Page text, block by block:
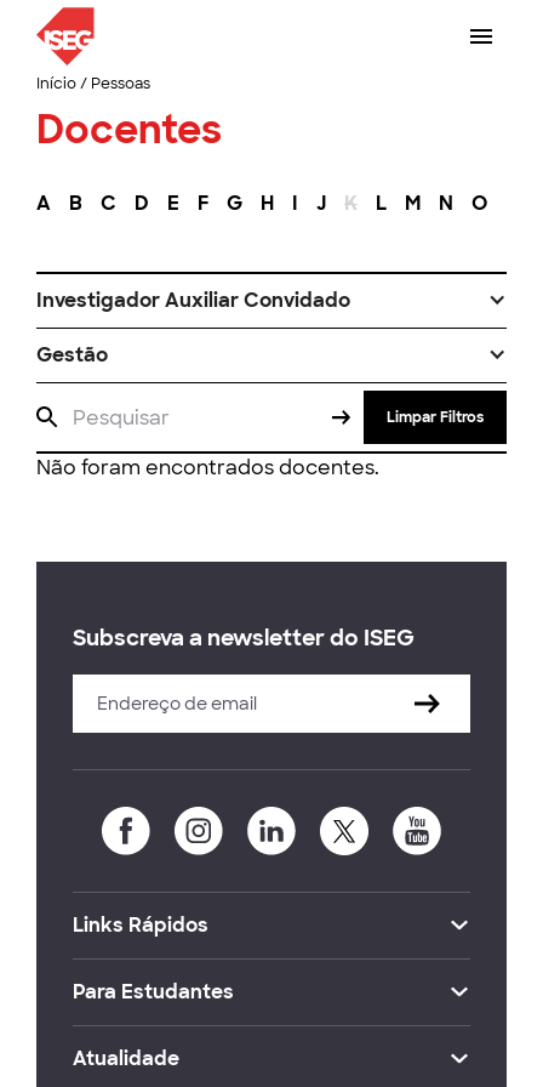
Início/ Pessoas
Docentes
A B C D E F G H I J K L M N O
Investigador Auxiliar Convidado
Gestão
Limpar Filtros
Não foram encontrados docentes.
Subscreva a newsletter do ISEG
Links Rápidos
Para Estudantes
Atualidade